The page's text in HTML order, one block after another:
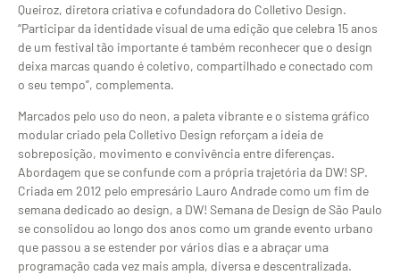
Queiroz, diretora criativa e cofundadora do Colletivo Design.
“Participar da identidade visual de uma edição que celebra 15 anos
de um festival tão importante é também reconhecer que o design
deixa marcas quando é coletivo, compartilhado e conectado com
o seu tempo”, complementa.
Marcados pelo uso do neon, a paleta vibrante e o sistema gráfico
modular criado pela Colletivo Design reforçam a ideia de
sobreposição, movimento e convivência entre diferenças.
Abordagem que se confunde com a própria trajetória da DW! SP.
Criada em 2012 pelo empresário Lauro Andrade como um fim de
semana dedicado ao design, a DW! Semana de Design de São Paulo
se consolidou ao longo dos anos como um grande evento urbano
que passou a se estender por vários dias e a abraçar uma
programação cada vez mais ampla, diversa e descentralizada.